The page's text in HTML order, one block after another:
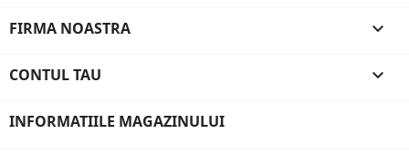
FIRMA NOASTRA 
CONTUL TAU 
INFORMATIILE MAGAZINULUI